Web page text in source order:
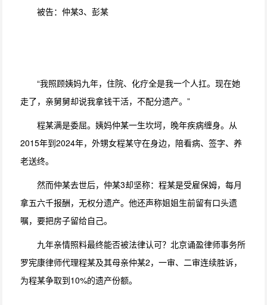
被告：仲某3、彭某
“我照顾姨妈九年，住院、化疗全是我一个人扛。现在她
走了，亲舅舅却说我拿钱干活，不配分遗产。”
程某满是委屈。姨妈仲某一生坎坷，晚年疾病缠身。从
2015年到2024年，外甥女程某守在身边，陪看病、签字、养
老送终。
然而仲某去世后，仲某3却坚称：程某是受雇保姆，每月
拿五六千报酬，无权分遗产。他还声称姐姐生前留有口头遗
嘱，要把房子留给自己。
九年亲情照料最终能否被法律认可？北京诵盈律师事务所
罗宪康律师代理程某及其母亲仲某2，一审、二审连续胜诉，
为程某争取到10%的遗产份额。